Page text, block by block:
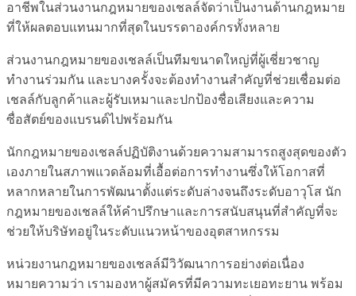
อาชีพในส่วนงานกฎหมายของเชลล์จัดว่าเป็นงานด้านกฎหมาย
ที่ให้ผลตอบแทนมากที่สุดในบรรดาองค์กรทั้งหลาย
ส่วนงานกฎหมายของเชลล์เป็นทีมขนาดใหญ่ที่ผู้เชี่ยวชาญ
ทำงานร่วมกัน และบางครั้งจะต้องทำงานสำคัญที่ช่วยเชื่อมต่อ
เชลล์กับลูกค้าและผู้รับเหมาและปกป้องชื่อเสียงและความ
ซื่อสัตย์ของแบรนด์ไปพร้อมกัน
นักกฎหมายของเชลล์ปฏิบัติงานด้วยความสามารถสูงสุดของตัว
เองภายในสภาพแวดล้อมที่เอื้อต่อการทำงานซึ่งให้โอกาสที่
หลากหลายในการพัฒนาตั้งแต่ระดับล่างจนถึงระดับอาวุโส นัก
กฎหมายของเชลล์ให้คำปรึกษาและการสนับสนุนที่สำคัญที่จะ
ช่วยให้บริษัทอยู่ในระดับแนวหน้าของอุตสาหกรรม
หน่วยงานกฎหมายของเชลล์มีวิวัฒนาการอย่างต่อเนื่อง
หมายความว่า เรามองหาผู้สมัครที่มีความทะเยอทะยาน พร้อม